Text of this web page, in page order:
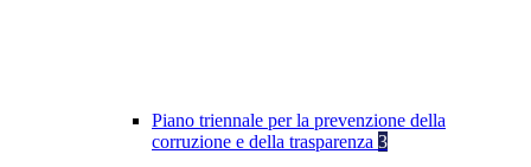
Piano triennale per la prevenzione della
corruzione e della trasparenza 3